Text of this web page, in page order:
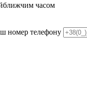
часом
номер телефону